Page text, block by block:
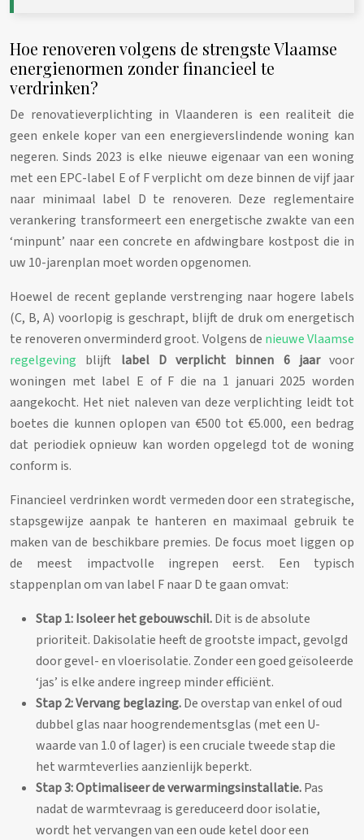
Hoe renoveren volgens de strengste Vlaamse
energienormen zonder financieel te
verdrinken?
De renovatieverplichting in Vlaanderen is een realiteit die
geen enkele koper van een energieverslindende woning kan
negeren. Sinds 2023 is elke nieuwe eigenaar van een woning
met een EPC-label E of F verplicht om deze binnen de vijf jaar
naar minimaal label D te renoveren. Deze reglementaire
verankering transformeert een energetische zwakte van een
‘minpunt’ naar een concrete en afdwingbare kostpost die in
uw 10-jarenplan moet worden opgenomen.
Hoewel de recent geplande verstrenging naar hogere labels
(C, B, A) voorlopig is geschrapt, blijft de druk om energetisch
te renoveren onverminderd groot. Volgens de nieuwe Vlaamse
regelgeving blijft label D verplicht binnen 6 jaarvoor
woningen met label E of F die na 1 januari 2025 worden
aangekocht. Het niet naleven van deze verplichting leidt tot
boetes die kunnen oplopen van €500 tot €5.000, een bedrag
dat periodiek opnieuw kan worden opgelegd tot de woning
conform is.
Financieel verdrinken wordt vermeden door een strategische,
stapsgewijze aanpak te hanteren en maximaal gebruik te
maken van de beschikbare premies. De focus moet liggen op
de meest impactvolle ingrepen eerst. Een typisch
stappenplan om van label F naar D te gaan omvat:
Stap 1: Isoleer het gebouwschil.Dit is de absolute
prioriteit. Dakisolatie heeft de grootste impact, gevolgd
door gevel- en vloerisolatie. Zonder een goed geïsoleerde
‘jas’ is elke andere ingreep minder efficiënt.
Stap 2: Vervang beglazing.De overstap van enkel of oud
dubbel glas naar hoogrendementsglas (met een U-
waarde van 1.0 of lager) is een cruciale tweede stap die
het warmteverlies aanzienlijk beperkt.
Stap 3: Optimaliseer de verwarmingsinstallatie.Pas
nadat de warmtevraag is gereduceerd door isolatie,
wordt het vervangen van een oude ketel door een